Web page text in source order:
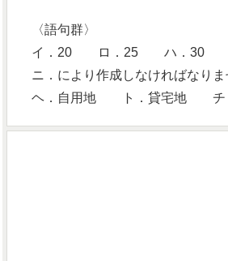
〈語句群〉
イ．20 ロ．25 ハ．30
ニ．により作成しなければなり
ヘ．自用地 ト．貸宅地 チ